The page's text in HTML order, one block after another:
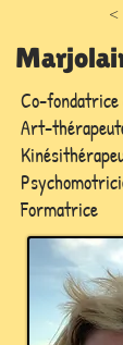
<
Co-
Art-
Formatrice